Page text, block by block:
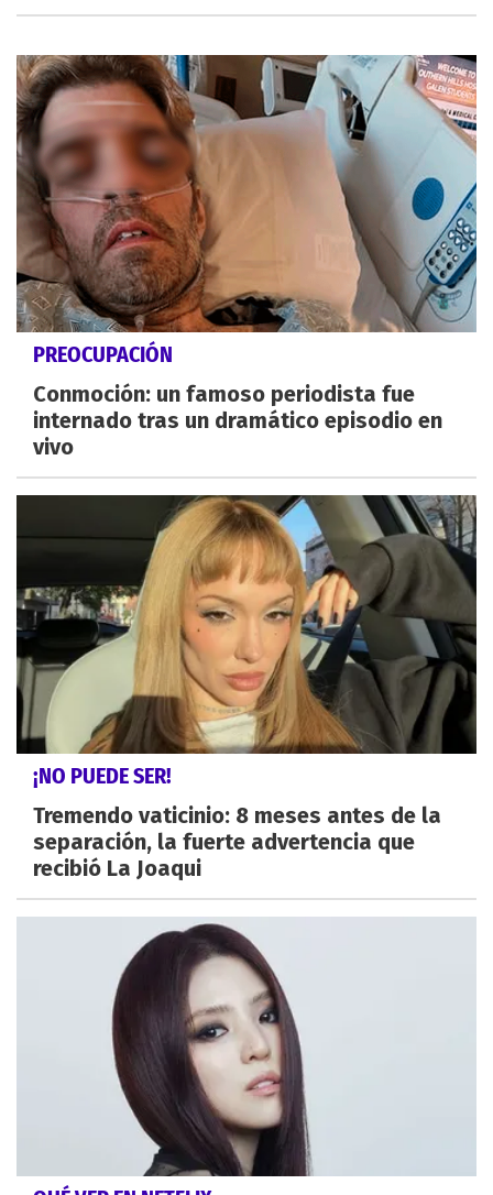
PREOCUPACIÓN
Conmoción: un famoso periodista fue
internado tras un dramático episodio en
vivo
¡NO PUEDE SER!
Tremendo vaticinio: 8 meses antes de la
separación, la fuerte advertencia que
recibió La Joaqui